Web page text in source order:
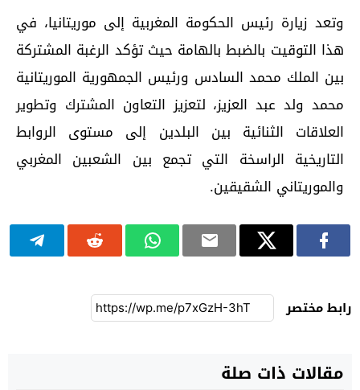
وتعد زيارة رئيس الحكومة المغربية إلى موريتانيا، في
هذا التوقيت بالضبط بالهامة حيث تؤكد الرغبة المشتركة
بين الملك محمد السادس ورئيس الجمهورية الموريتانية
محمد ولد عبد العزيز، لتعزيز التعاون المشترك وتطوير
العلاقات الثنائية بين البلدين إلى مستوى الروابط
التاريخية الراسخة التي تجمع بين الشعبين المغربي
والموريتاني الشقيقين.
رابط مختصر
مقالات ذات صلة